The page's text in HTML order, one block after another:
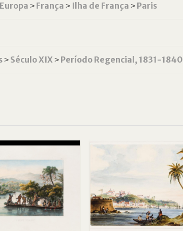
Europa ˃ França ˃ Ilha de França ˃ Paris
˃ Século XIX ˃ Período Regencial, 1831-1840